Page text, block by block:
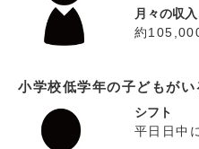
月々の収入
約
小学校低学年の子どもが
シフト
平日日中